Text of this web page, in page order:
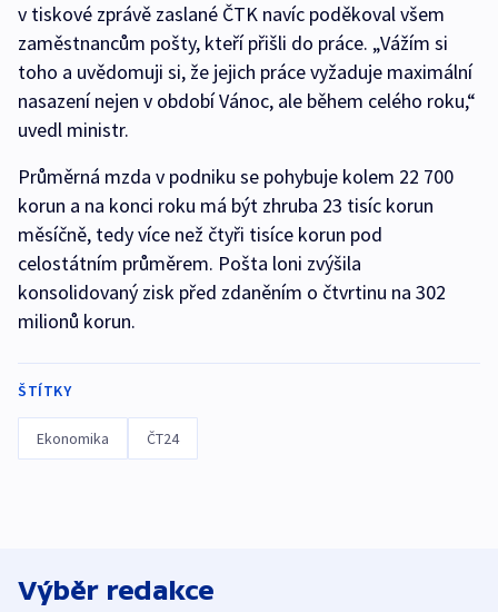
v tiskové zprávě zaslané ČTK navíc poděkoval všem
zaměstnancům pošty, kteří přišli do práce. „Vážím si
toho a uvědomuji si, že jejich práce vyžaduje maximální
nasazení nejen v období Vánoc, ale během celého roku,“
uvedl ministr.
Průměrná mzda v podniku se pohybuje kolem 22 700
korun a na konci roku má být zhruba 23 tisíc korun
měsíčně, tedy více než čtyři tisíce korun pod
celostátním průměrem. Pošta loni zvýšila
konsolidovaný zisk před zdaněním o čtvrtinu na 302
milionů korun.
ŠTÍTKY
Ekonomika ČT24
Výběr redakce